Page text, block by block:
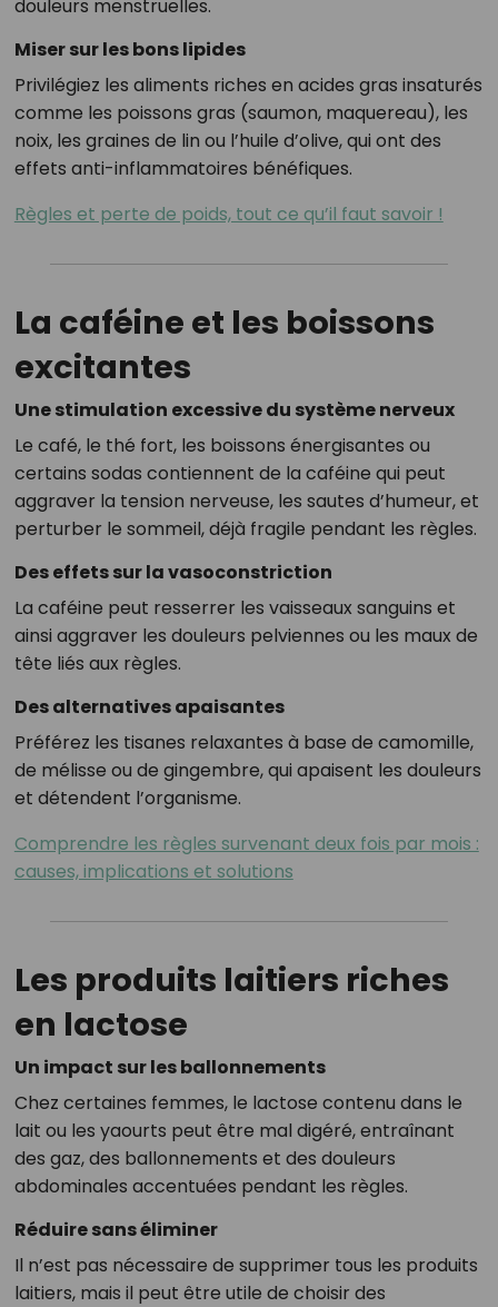
douleurs menstruelles.
Miser sur les bons lipides
Privilégiez les aliments riches en acides gras insaturés
comme les poissons gras (saumon, maquereau), les
noix, les graines de lin ou l’huile d’olive, qui ont des
effets anti-inflammatoires bénéfiques.
Règles et perte de poids, tout ce qu’il faut savoir !
La caféine et les boissons
excitantes
Une stimulation excessive du système nerveux
Le café, le thé fort, les boissons énergisantes ou
certains sodas contiennent de la caféine qui peut
aggraver la tension nerveuse, les sautes d’humeur, et
perturber le sommeil, déjà fragile pendant les règles.
Des effets sur la vasoconstriction
La caféine peut resserrer les vaisseaux sanguins et
ainsi aggraver les douleurs pelviennes ou les maux de
tête liés aux règles.
Des alternatives apaisantes
Préférez les tisanes relaxantes à base de camomille,
de mélisse ou de gingembre, qui apaisent les douleurs
et détendent l’organisme.
Comprendre les règles survenant deux fois par mois :
causes, implications et solutions
Les produits laitiers riches
en lactose
Un impact sur les ballonnements
Chez certaines femmes, le lactose contenu dans le
lait ou les yaourts peut être mal digéré, entraînant
des gaz, des ballonnements et des douleurs
abdominales accentuées pendant les règles.
Réduire sans éliminer
Il n’est pas nécessaire de supprimer tous les produits
laitiers, mais il peut être utile de choisir des